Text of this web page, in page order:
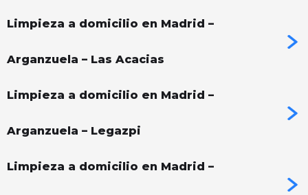
Limpieza a domicilio en Madrid –
Arganzuela – Las Acacias
Limpieza a domicilio en Madrid –
Arganzuela – Legazpi
Limpieza a domicilio en Madrid –